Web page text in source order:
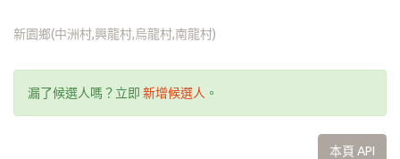
新園鄉(中洲村,興龍村,烏龍村,南龍村)
漏了候選人嗎？立即 新增候選人 。
本頁 API